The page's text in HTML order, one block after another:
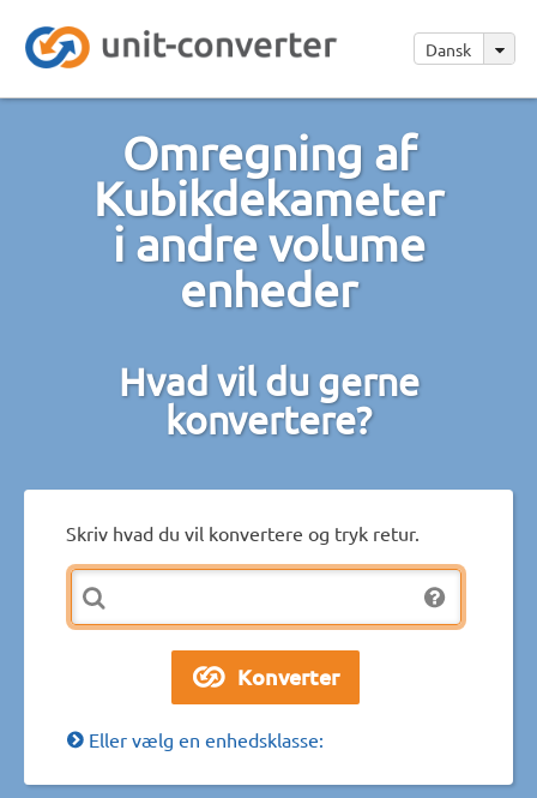
Dansk
Omregning af
Kubikdekameter
i andre volume
enheder
Hvad vil du gerne
konvertere?
Skriv hvad du vil konvertere og tryk retur.
Eller vælg en enhedsklasse: